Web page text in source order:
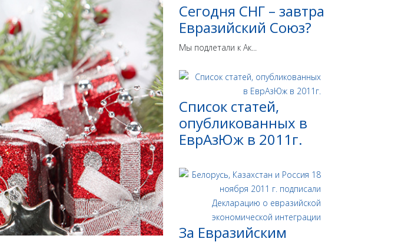
Сегодня СНГ – завтра
Евразийский Союз?
Мы подлетали к Ак...
Список статей,
опубликованных в
ЕврАзЮж в 2011г.
За Евразийским